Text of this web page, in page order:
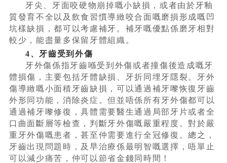
牙尖、牙面咬硬物崩掉嘅小缺損，或者由於牙釉
質發育不全以及飲食習慣導緻咬合面嘅磨損形成嘅凹
坑樣缺損，都可以考慮補牙。補牙嘅優點係磨牙相對
較少，能盡量多保留牙體組織。
4、牙齒受到外傷
牙外傷係指牙齒喺受到外傷或者撞傷後造成嘅牙
體損傷，主要包括牙體缺損、牙折同埋牙隱裂。牙外
傷導緻嘅小面積牙齒缺損，可以通過補牙嚟恢復牙齒
外形同功能，消除炎症。但並唔係所有牙外傷都可以
通過補牙嚟修復，具體需要醫生通過局部牙片或者全
口曲面斷層等檢查，判斷牙外傷嘅嚴重程度。對於嚴
重牙外傷嘅患者，甚至仲需要進行全冠修復。總之，
牙齒出現問題時，及早治療係最明智嘅選擇，唔單止
可以減少痛苦，仲可以節省金錢同時間！